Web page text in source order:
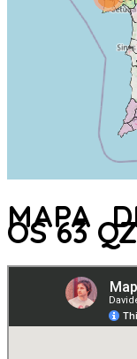
MAPA
OS 63